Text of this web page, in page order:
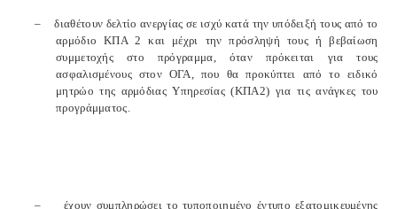
–
διαθέτουν δελτίο ανεργίας σε ισχύ κατά την υπόδειξή τους από το
αρμόδιο ΚΠΑ 2 και μέχρι την πρόσληψή τους ή βεβαίωση
συμμετοχής στο πρόγραμμα, όταν πρόκειται για τους
ασφαλισμένους στον ΟΓΑ, που θα προκύπτει από το ειδικό
μητρώο της αρμόδιας Υπηρεσίας (ΚΠΑ2) για τις ανάγκες του
προγράμματος.
– έχουν συμπληρώσει το τυποποιημένο έντυπο εξατομικευμένης